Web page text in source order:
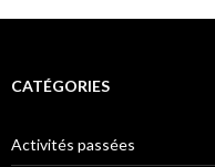
articles
CATÉGORIES
Activités passées